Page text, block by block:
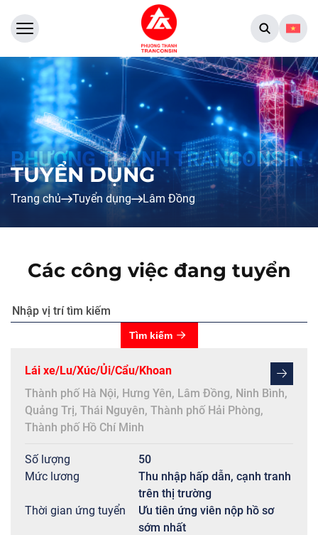
TUYỂN DỤNG
Trang chủ Tuyển dụng Lâm Đồng
Các công việc đang tuyển
Tìm kiếm
Lái xe/Lu/Xúc/Ủi/Cẩu/Khoan
Thành phố Hà Nội, Hưng Yên, Lâm Đồng, Ninh Bình,
Quảng Trị, Thái Nguyên, Thành phố Hải Phòng,
Thành phố Hồ Chí Minh
Số lượng
50
Mức lương
Thu nhập hấp dẫn, cạnh tranh
trên thị trường
Thời gian ứng tuyển
Ưu tiên ứng viên nộp hồ sơ
sớm nhất